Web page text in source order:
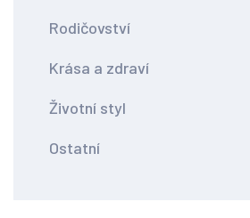
Rodičovství
Krása a zdraví
Životní styl
Ostatní